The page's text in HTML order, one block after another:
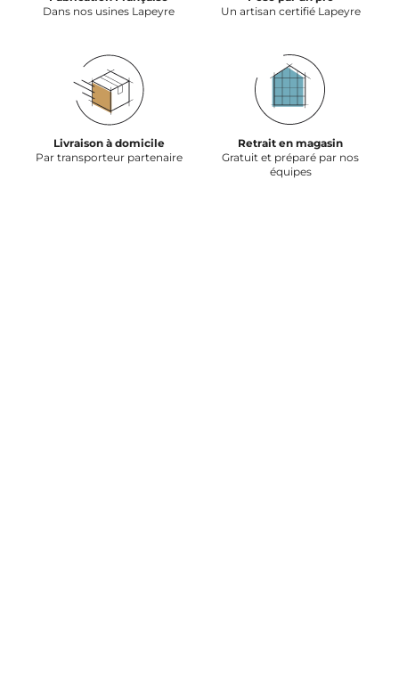
Dans nos usines Lapeyre
Un artisan certifié Lapeyre
Livraison à domicile
Par transporteur partenaire
Retrait en magasin
Gratuit et préparé par nos
équipes